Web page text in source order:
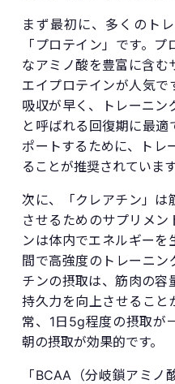
まず最初に、多くのト
「プロテイン」です。
なアミノ酸を豊富に含む
エイプロテインが人気で
吸収が早く、トレーニン
と呼ばれる回復期に最
ポートするために、トレ
ることが推奨されています
次に、「クレアチン」は
させるためのサプリメン
ンは体内でエネルギー
間で高強度のトレーニン
チンの摂取は、筋肉の容
持久力を向上させること
常、1日5g程度の摂取が
朝の摂取が効果的です。
「BCAA（分岐鎖アミ